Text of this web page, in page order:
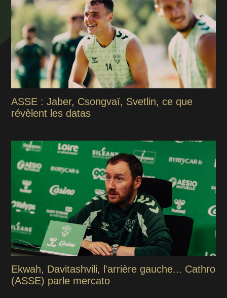
ASSE : Jaber, Csongvaï, Svetlin, ce que
révèlent les datas
Ekwah, Davitashvili, l'arrière gauche... Cathro
(ASSE) parle mercato